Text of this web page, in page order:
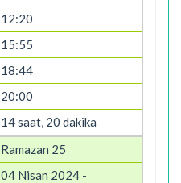
12:20
15:55
18:44
20:00
14 saat, 20 dakika
Ramazan 25
04 Nisan 2024 -